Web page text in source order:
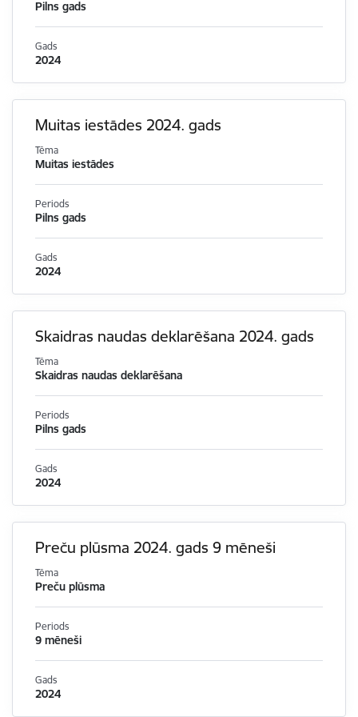
Pilns gads
Gads
2024
Muitas iestādes 2024. gads
Tēma
Muitas iestādes
Periods
Pilns gads
Gads
2024
Skaidras naudas deklarēšana 2024. gads
Tēma
Skaidras naudas deklarēšana
Periods
Pilns gads
Gads
2024
Preču plūsma 2024. gads 9 mēneši
Tēma
Preču plūsma
Periods
9 mēneši
Gads
2024